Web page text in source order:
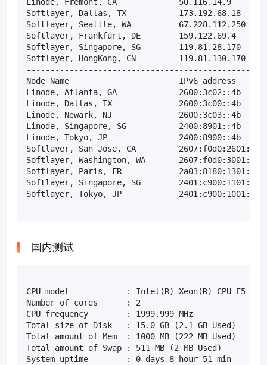
Softlayer, Dallas, TX           173.192.68.18
Softlayer, Seattle, WA          67.228.112.250
Softlayer, Frankfurt, DE        159.122.69.4
Softlayer, Singapore, SG        119.81.28.170
Softlayer, HongKong, CN         119.81.130.170
Node Name                       IPv6 address
Linode, Atlanta, GA             2600:3c02::4b
Linode, Dallas, TX              2600:3c00::4b
Linode, Newark, NJ              2600:3c03::4b
Linode, Singapore, SG           2400:8901::4b
Linode, Tokyo, JP               2400:8900::4b
Softlayer, San Jose, CA
Softlayer, Washington, WA
Softlayer, Paris, FR
Softlayer, Singapore, SG
Softlayer, Tokyo, JP
国内测试
CPU model            : Intel(R) Xeon(R) CPU E5-2650
Number of cores      : 2
CPU frequency        : 1999.999 MHz
Total size of Disk   : 15.0 GB (2.1 GB Used)
Total amount of Mem  : 1000 MB (222 MB Used)
Total amount of Swap : 511 MB (2 MB Used)
System uptime        : 0 days 8 hour 51 min